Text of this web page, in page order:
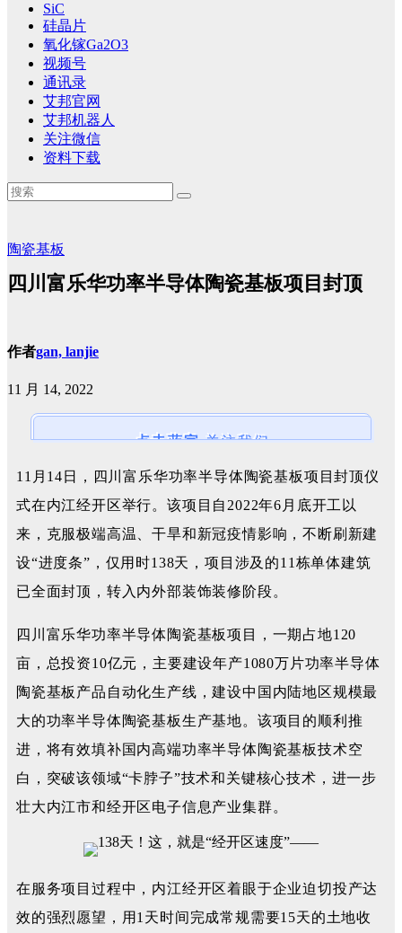
SiC
硅晶片
氧化镓Ga2O3
视频号
通讯录
艾邦官网
艾邦机器人
关注微信
资料下载
陶瓷基板
四川富乐华功率半导体陶瓷基板项目封顶
作者gan, lanjie
11 月 14, 2022
点击蓝字关注我们
11月14日，四川富乐华功率半导体陶瓷基板项目封顶仪
式在内江经开区举行。该项目自2022年6月底开工以
来，克服极端高温、干旱和新冠疫情影响，不断刷新建
设“进度条”，仅用时138天，项目涉及的11栋单体建筑
已全面封顶，转入内外部装饰装修阶段。
四川富乐华功率半导体陶瓷基板项目，一期占地120
亩，总投资10亿元，主要建设年产1080万片功率半导体
陶瓷基板产品自动化生产线，建设中国内陆地区规模最
大的功率半导体陶瓷基板生产基地。该项目的顺利推
进，将有效填补国内高端功率半导体陶瓷基板技术空
白，突破该领域“卡脖子”技术和关键核心技术，进一步
壮大内江市和经开区电子信息产业集群。
在服务项目过程中，内江经开区着眼于企业迫切投产达
效的强烈愿望，用1天时间完成常规需要15天的土地收